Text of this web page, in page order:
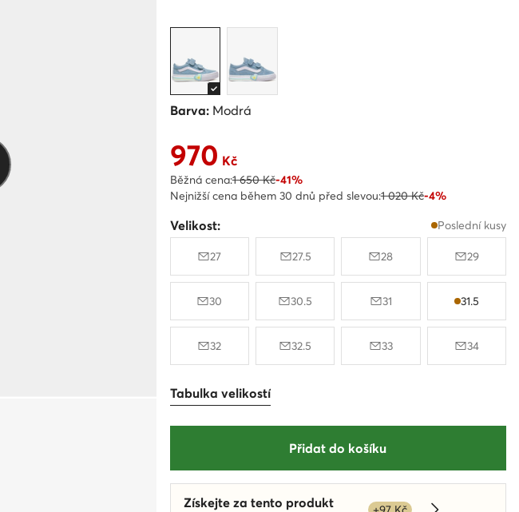
Barva:Modrá
Aktuální cena 970 Kč
970 Kč
Běžná cena:1 650 Kč-41%
Nejnižší cena během 30 dnů před slevou:1 020 Kč-4%
Velikost: Poslední kusy
27 27.5 28 29
30 30.5 31 31.5
32 32.5 33 34
Tabulka velikostí
Přidat do košíku
Získejte za tento produkt